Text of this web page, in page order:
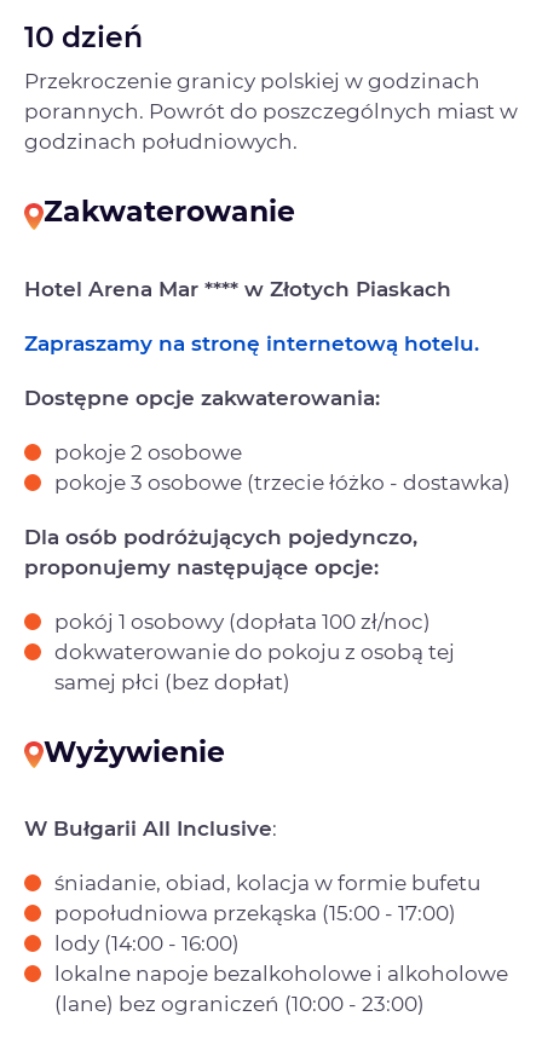
10 dzień
Przekroczenie granicy polskiej w godzinach
porannych. Powrót do poszczególnych miast w
godzinach południowych.
Zakwaterowanie
Hotel Arena Mar **** w Złotych Piaskach
Zapraszamy na stronę internetową hotelu.
Dostępne opcje zakwaterowania:
pokoje 2 osobowe
pokoje 3 osobowe (trzecie łóżko - dostawka)
Dla osób podróżujących pojedynczo,
proponujemy następujące opcje:
pokój 1 osobowy (dopłata 100 zł/noc)
dokwaterowanie do pokoju z osobą tej
samej płci (bez dopłat)
Wyżywienie
W Bułgarii All Inclusive:
śniadanie, obiad, kolacja w formie bufetu
popołudniowa przekąska (15:00 - 17:00)
lody (14:00 - 16:00)
lokalne napoje bezalkoholowe i alkoholowe
(lane) bez ograniczeń (10:00 - 23:00)